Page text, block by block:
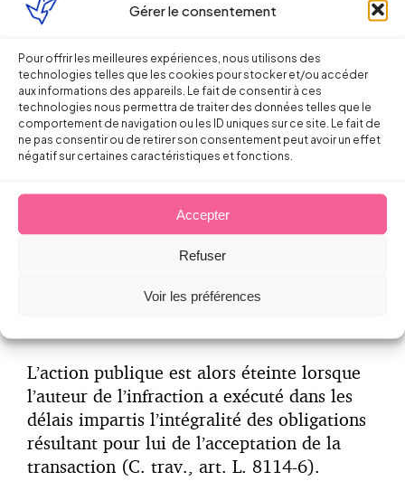
Gérer le consentement
Pour offrir les meilleures expériences, nous utilisons des
technologies telles que les cookies pour stocker et/ou accéder
aux informations des appareils. Le fait de consentir à ces
technologies nous permettra de traiter des données telles que le
comportement de navigation ou les ID uniques sur ce site. Le fait de
ne pas consentir ou de retirer son consentement peut avoir un effet
négatif sur certaines caractéristiques et fonctions.
Accepter
Refuser
Voir les préférences
En cas d’acceptation de la transaction, le
procureur de la République pour
homologation.
l’autorité administrative notifie celle-ci à
l’auteur de l’infraction, cette notification
faisant courir les délais d’exécution des
obligations prévues par la transaction (
trav., art. R. 8114-6 ).
L’action publique est alors éteinte lorsque
l’auteur de l’infraction a exécuté dans les
délais impartis l’intégralité des obligations
résultant pour lui de l’acceptation de la
transaction (C. trav., art. L. 8114-6).